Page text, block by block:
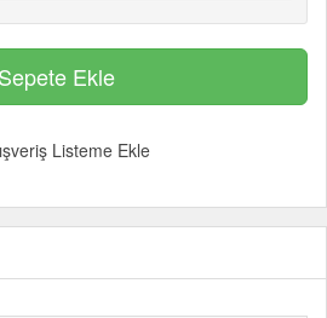
Listeme Ekle